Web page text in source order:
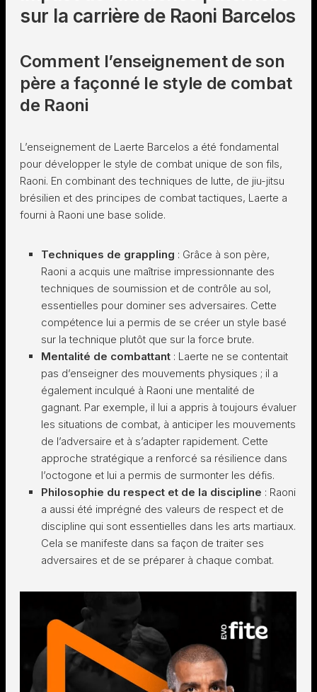
sur la carrière de Raoni Barcelos
Comment l’enseignement de son
père a façonné le style de combat
de Raoni
L’enseignement de Laerte Barcelos a été fondamental
pour développer le style de combat unique de son fils,
Raoni. En combinant des techniques de lutte, de jiu-jitsu
brésilien et des principes de combat tactiques, Laerte a
fourni à Raoni une base solide.
Techniques de grappling : Grâce à son père,
Raoni a acquis une maîtrise impressionnante des
techniques de soumission et de contrôle au sol,
essentielles pour dominer ses adversaires. Cette
compétence lui a permis de se créer un style basé
sur la technique plutôt que sur la force brute.
Mentalité de combattant : Laerte ne se contentait
pas d’enseigner des mouvements physiques ; il a
également inculqué à Raoni une mentalité de
gagnant. Par exemple, il lui a appris à toujours évaluer
les situations de combat, à anticiper les mouvements
de l’adversaire et à s’adapter rapidement. Cette
approche stratégique a renforcé sa résilience dans
l’octogone et lui a permis de surmonter les défis.
Philosophie du respect et de la discipline : Raoni
a aussi été imprégné des valeurs de respect et de
discipline qui sont essentielles dans les arts martiaux.
Cela se manifeste dans sa façon de traiter ses
adversaires et de se préparer à chaque combat.